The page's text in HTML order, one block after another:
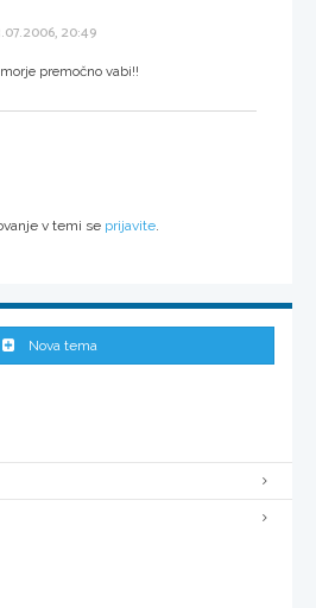
20:49
premočno vabi!!
v temi se prijavite
Nova tema